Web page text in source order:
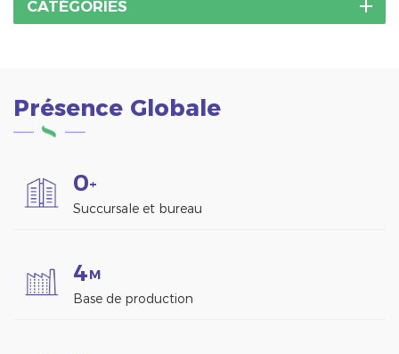
support peut être
installé avec une
CATÉGORIES
Présence Globale
0+
Succursale et bureau
4M
Base de production